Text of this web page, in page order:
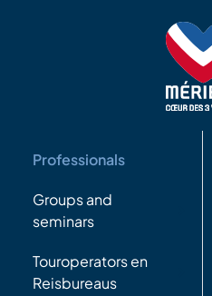
Professionals
Groups and
seminars
Touroperators en
Reisbureaus